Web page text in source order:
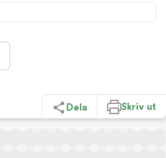
Dela Skriv ut